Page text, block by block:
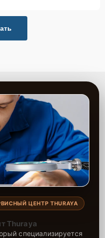
ЦЕНТР THURAYA
Thuraya
специализируется